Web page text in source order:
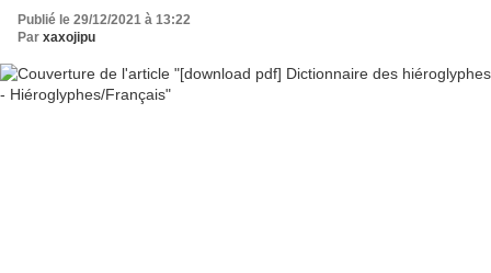
Publié le 29/12/2021 à 13:22
Par xaxojipu